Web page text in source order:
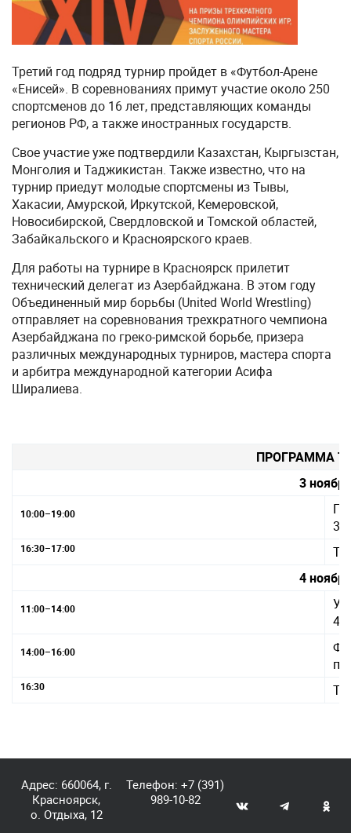
Третий год подряд турнир пройдет в «Футбол-Арене
«Енисей». В соревнованиях примут участие около 250
спортсменов до 16 лет, представляющих команды
регионов РФ, а также иностранных государств.
Свое участие уже подтвердили Казахстан, Кыргызстан,
Монголия и Таджикистан. Также известно, что на
турнир приедут молодые спортсмены из Тывы,
Хакасии, Амурской, Иркутской, Кемеровской,
Новосибирской, Свердловской и Томской областей,
Забайкальского и Красноярского краев.
Для работы на турнире в Красноярск прилетит
технический делегат из Азербайджана. В этом году
Объединенный мир борьбы (United World Wrestling)
отправляет на соревнования трехкратного чемпиона
Азербайджана по греко-римской борьбе, призера
различных международных турниров, мастера спорта
и арбитра международной категории Асифа
Ширалиева.
ПРОГРАММА
3 ноября
10:00–19:00
16:30–17:00
4 ноября
11:00–14:00
14:00–16:00
16:30
Адрес: 660064, г.
Красноярск,
о. Отдыха, 12
Телефон:+7 (391)
989-10-82